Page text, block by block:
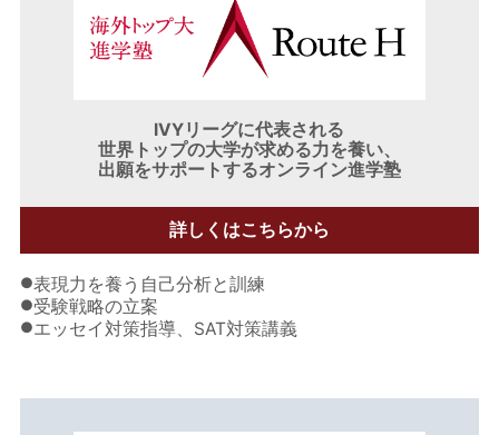
IVYリーグに代表される
世界トップの大学が求める力を養い、
出願をサポートするオンライン進学塾
詳しくはこちらから
●表現力を養う自己分析と訓練
●受験戦略の立案
●エッセイ対策指導、SAT対策講義